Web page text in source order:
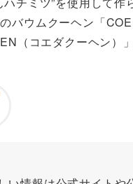
バウムクーヘン「
（コエダクーヘン）